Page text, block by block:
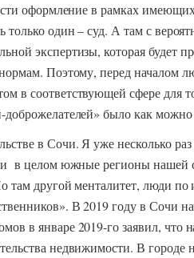
оформление в рамках
только один – суд. А там с
экспертизы, которая будет
Поэтому, перед началом
в соответствующей сфере для
доброжелателей» было как
в Сочи. Я уже несколько
и в целом южные регионы нашей
там другой менталитет, люди
В 2019 году в Сочи
в январе 2019-го заявил, что
недвижимости. В городе